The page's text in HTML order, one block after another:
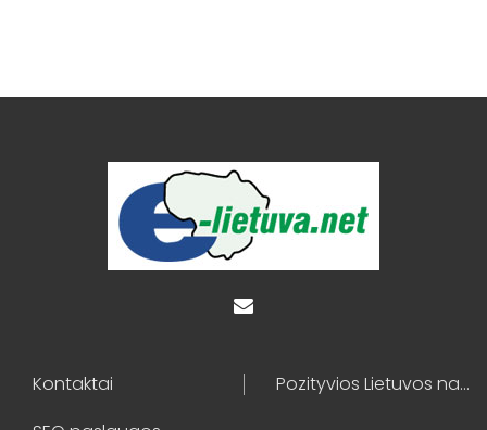
Kontaktai
Pozityvios Lietuvos naujienos